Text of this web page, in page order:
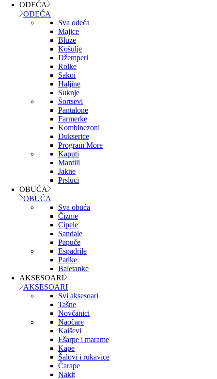
ODEĆA
ODEĆA
Sva odeća
Majice
Bluze
Košulje
Džemperi
Rolke
Sakoi
Haljine
Suknje
Šortsevi
Pantalone
Farmerke
Kombinezoni
Dukserice
Program More
Kaputi
Mantili
Jakne
Prsluci
OBUĆA
OBUĆA
Sva obuća
Čizme
Cipele
Sandale
Papuče
Espadrile
Patike
Baletanke
AKSESOARI
AKSESOARI
Svi aksesoari
Tašne
Novčanici
Naočare
Kaiševi
Ešarpe i marame
Kape
Šalovi i rukavice
Čarape
Nakit